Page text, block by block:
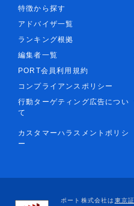
特徴から探す
アドバイザ一覧
ランキング根拠
編集者一覧
PORT会員利用規約
コンプライアンスポリシー
行動ターゲティング広告につい
て
カスタマーハラスメントポリシ
ー